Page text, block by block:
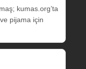
kumas.org’ta
pijama için